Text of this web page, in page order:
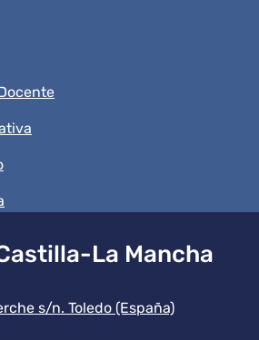
La Mancha
la institución
s/n. Toledo (España)